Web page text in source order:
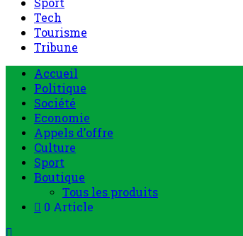
Tech
Tourisme
Tribune
Accueil
Politique
Société
Economie
Appels d’offre
Culture
Sport
Boutique
Tous les produits
0 Article